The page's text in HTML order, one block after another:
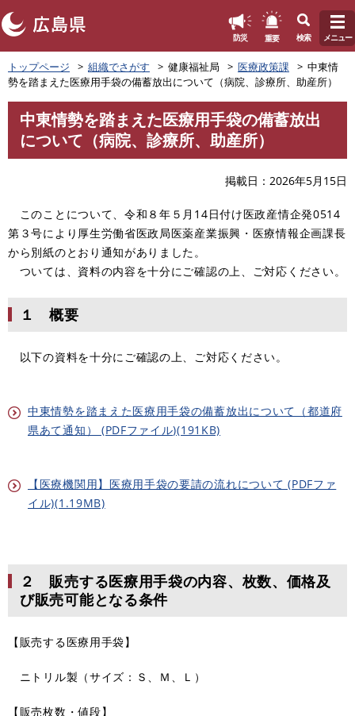
ペ
ー
ジ
の
で
防災 重要 検索 メニュー
トップページ 組織でさがす 健康福祉局 医療政策課
中東情
勢を踏まえた医療用手袋の備蓄放出について（病院、診療所、助産所）
中東情勢を踏まえた医療用手袋の備蓄放出
について（病院、診療所、助産所）
掲載日 2026年5月15日
このことについて、令和８年５月14日付け医政産情企発0514
第３号により厚生労働省医政局医薬産業振興・医療情報企画課長
から別紙のとおり通知がありました。
ついては、資料の内容を十分にご確認の上、ご対応ください。
１ 概要
以下の資料を十分にご確認の上、ご対応ください。
中東情勢を踏まえた医療用手袋の備蓄放出について（都道府
県あて通知） (PDFファイル)(191KB)
【医療機関用】医療用手袋の要請の流れについて (PDFファ
イル)(1.19MB)
２ 販売する医療用手袋の内容、枚数、価格及
び販売可能となる条件
【販売する医療用手袋】
ニトリル製（サイズ：Ｓ、Ｍ、Ｌ）
【販売枚数・値段】